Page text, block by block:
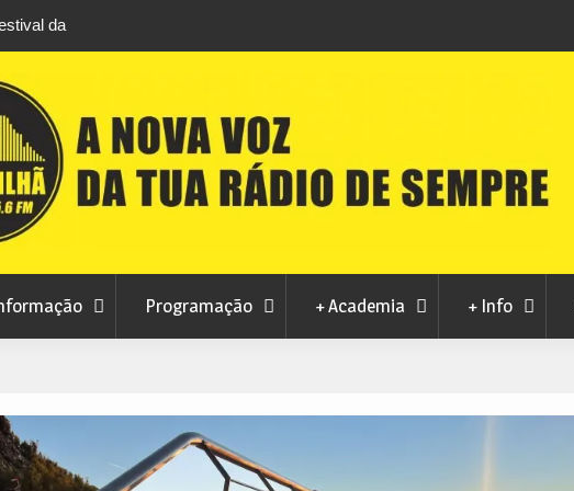
da
levou milhares de visitantes a Penamacor
Programação + Academia + Info